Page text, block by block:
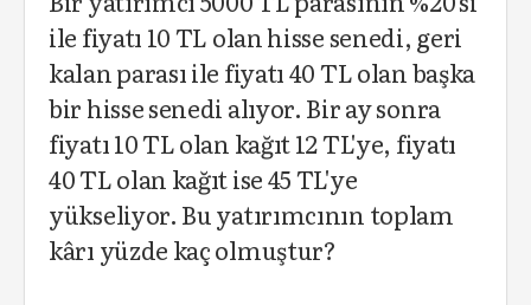
ile fiyatı 10 TL olan hisse senedi, geri
kalan parası ile fiyatı 40 TL olan başka
bir hisse senedi alıyor. Bir ay sonra
fiyatı 10 TL olan kağıt 12 TL'ye, fiyatı
40 TL olan kağıt ise 45 TL'ye
yükseliyor. Bu yatırımcının toplam
kârı yüzde kaç olmuştur?